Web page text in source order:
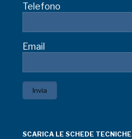
Telefono
Email
SCARICA LE SCHEDE TECNICHE